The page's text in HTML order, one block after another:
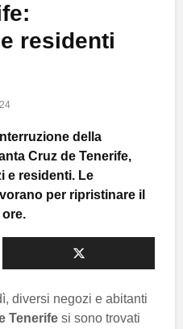
residenti
della
Cruz de Tenerife,
e residenti. Le
per ripristinare il
diversi negozi e abitanti
Tenerife si sono trovati